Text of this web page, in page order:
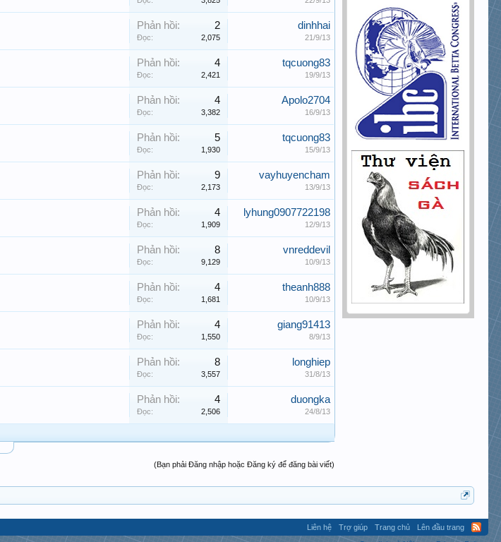
Phản hồi: 2
Đọc: 2,075
dinhhai
21/9/13
Phản hồi: 4
Đọc: 2,421
tqcuong83
19/9/13
Phản hồi: 4
Đọc: 3,382
Apolo2704
16/9/13
Phản hồi: 5
Đọc: 1,930
tqcuong83
15/9/13
Phản hồi: 9
Đọc: 2,173
vayhuyencham
13/9/13
Phản hồi: 4
Đọc: 1,909
lyhung0907722198
12/9/13
Phản hồi: 8
Đọc: 9,129
vnreddevil
10/9/13
Phản hồi: 4
Đọc: 1,681
theanh888
10/9/13
Phản hồi: 4
Đọc: 1,550
giang91413
8/9/13
Phản hồi: 8
Đọc: 3,557
longhiep
31/8/13
Phản hồi: 4
Đọc: 2,506
duongka
24/8/13
(Bạn phải Đăng nhập hoặc Đăng ký để đăng bài viết)
Liên hệ Trợ giúp Trang chủ
Lên đầu trang